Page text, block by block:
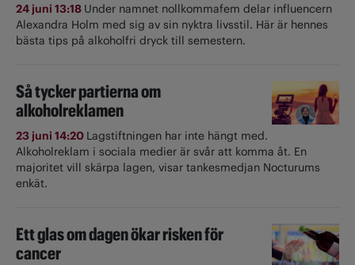
24 juni 13:18 Under namnet nollkommafem delar influencern
Alexandra Holm med sig av sin nyktra livsstil. Här är hennes
bästa tips på alkoholfri dryck till semestern.
Så tycker partierna om
alkoholreklamen
23 juni 14:20 Lagstiftningen har inte hängt med.
Alkoholreklam i sociala medier är svår att komma åt. En
majoritet vill skärpa lagen, visar tankesmedjan Nocturums
enkät.
Ett glas om dagen ökar risken för
cancer